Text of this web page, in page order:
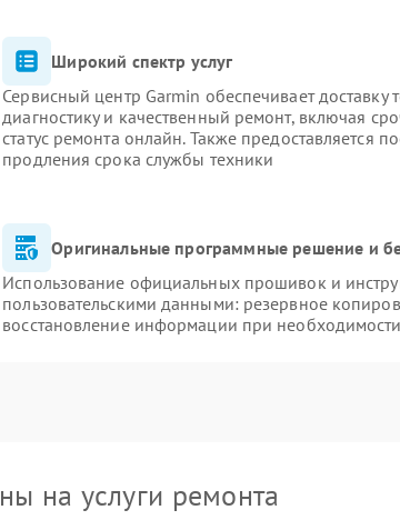
Широкий спектр услуг
Сервисный центр Garmin обеспечивает
диагностику и качественный ремонт, включая
статус ремонта онлайн. Также предоставляется
продления срока службы техники
Оригинальные программные решение и
Использование официальных прошивок и
пользовательскими данными: резервное
восстановление информации при необходимости
на услуги ремонта